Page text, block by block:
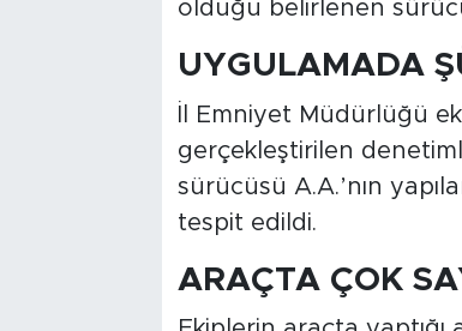
olduğu belirlenen
UYGULAMADA
İl Emniyet Müdürlüğü
gerçekleştirilen
sürücüsü A.A.’nın
tespit edildi.
ARAÇTA ÇOK